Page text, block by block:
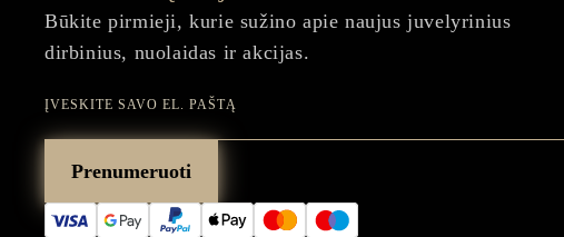
Būkite pirmieji, kurie sužino apie naujus juvelyrinius
dirbinius, nuolaidas ir akcijas.
paštą
Prenumeruoti